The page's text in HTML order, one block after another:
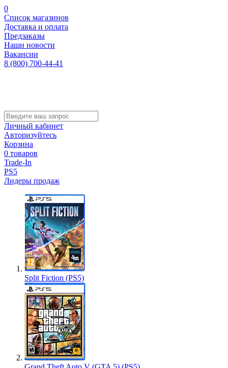
0
Список магазинов
Доставка и оплата
Предзаказы
Наши новости
Вакансии
8 (800) 700-44-41
Личный кабинет
Авторизуйтесь
Корзина
0 товаров
Trade-In
PS5
Лидеры продаж
Split Fiction (PS5)